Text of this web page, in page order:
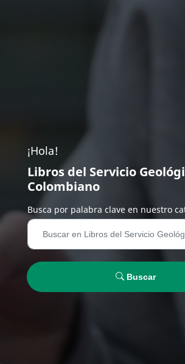
¡Hola!
Libros del Servicio
Colombiano
Busca por palabra clave en nuestro
Buscar